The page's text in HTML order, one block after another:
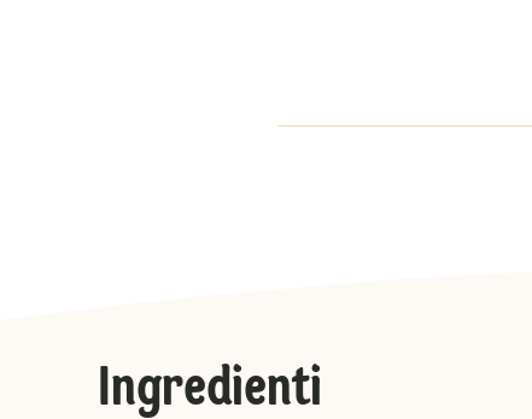
Ingredienti